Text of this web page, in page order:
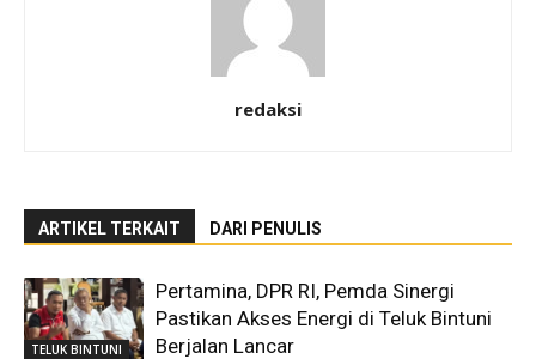
redaksi
ARTIKEL TERKAIT DARI PENULIS
TELUK BINTUNI
Pertamina, DPR RI, Pemda Sinergi
Pastikan Akses Energi di Teluk Bintuni
Berjalan Lancar